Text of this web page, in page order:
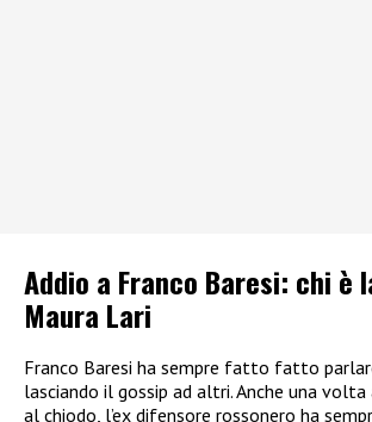
Addio a Franco Baresi: chi è
Maura Lari
Franco Baresi ha sempre fatto fatto
lasciando il gossip ad altri. Anche una volta
al chiodo, l’ex difensore rossonero ha